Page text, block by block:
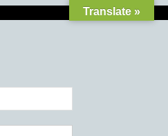
Translate »